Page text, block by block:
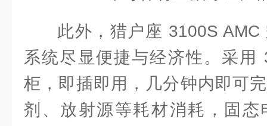
此外，猎户座 3100S
系统尽显便捷与经济性。采用
柜，即插即用，几分钟内即可
剂、放射源等耗材消耗，固态